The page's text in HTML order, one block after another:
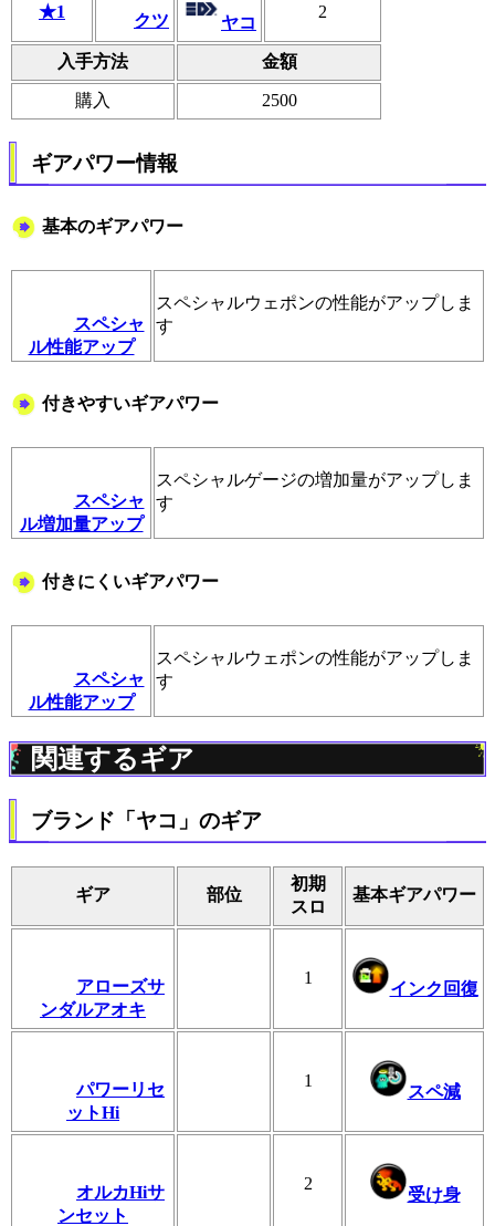
★1 クツ ヤコ
2
入手方法 金額
購入 2500
ギアパワー情報
基本のギアパワー
スペシャ
ル性能アップ
スペシャルウェポンの性能がアップしま
す
付きやすいギアパワー
スペシャ
ル増加量アップ
スペシャルゲージの増加量がアップしま
す
付きにくいギアパワー
スペシャ
ル性能アップ
スペシャルウェポンの性能がアップしま
す
関連するギア
ブランド「ヤコ」のギア
ギア 部位
初期
スロ
基本ギアパワー
アローズサ
ンダルアオキ
1
インク回復
パワーリセ
ットHi
1
スペ減
オルカHiサ
ンセット
2
受け身